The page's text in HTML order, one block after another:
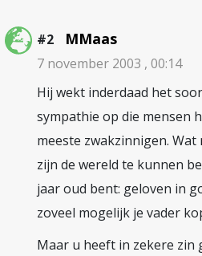
#2 MMaas
7 november 2003 , 00:14
Hij wekt inderdaad het
sympathie op die mensen
meeste zwakzinnigen.
zijn de wereld te kunnen
jaar oud bent: geloven in
zoveel mogelijk je vader
Maar u heeft in zekere zin